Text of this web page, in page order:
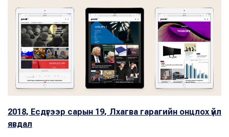
2018, Есдүгээр сарын 19, Лхагва гарагийн онцлох үйл
явдал